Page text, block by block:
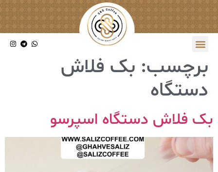
برچسب: بک فلاش
دستگاه
بک فلاش دستگاه اسپرسو